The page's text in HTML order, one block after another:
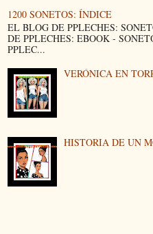
1200 SONETOS: ÍNDICE
EL BLOG DE PPLECHES:
DE PPLECHES: EBOOK -
PPLEC...
VERÓNICA EN
HISTORIA DE UN